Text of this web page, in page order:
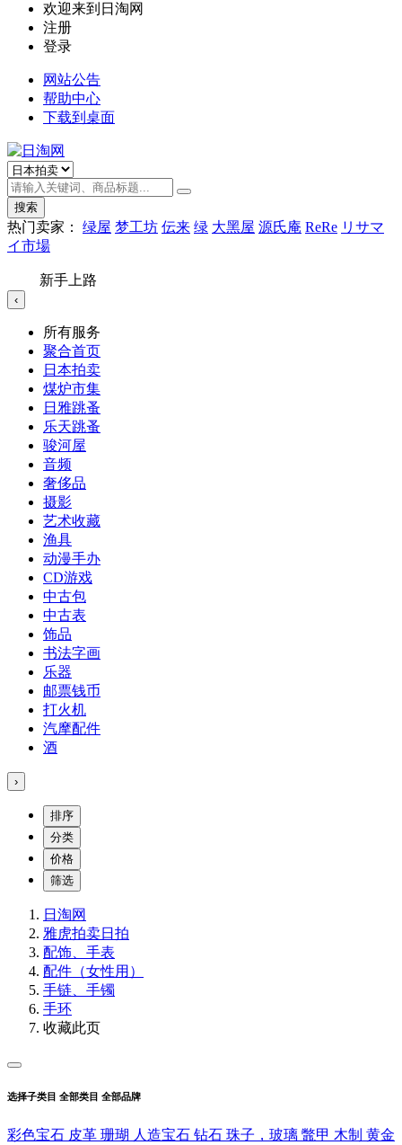
欢迎来到日淘网
注册
登录
网站公告
帮助中心
下载到桌面
搜索
热门卖家： 绿屋 梦工坊 伝来 绿 大黑屋 源氏庵 ReRe リサマ
イ市場
新手上路
‹
所有服务
聚合首页
日本拍卖
煤炉市集
日雅跳蚤
乐天跳蚤
骏河屋
音频
奢侈品
摄影
艺术收藏
渔具
动漫手办
CD游戏
中古包
中古表
饰品
书法字画
乐器
邮票钱币
打火机
汽摩配件
酒
›
排序
分类
价格
筛选
日淘网
雅虎拍卖日拍
配饰、手表
配件（女性用）
手链、手镯
手环
收藏此页
选择子类目 全部类目 全部品牌
彩色宝石 皮革 珊瑚 人造宝石 钻石 珠子，玻璃 鼈甲 木制 黄金